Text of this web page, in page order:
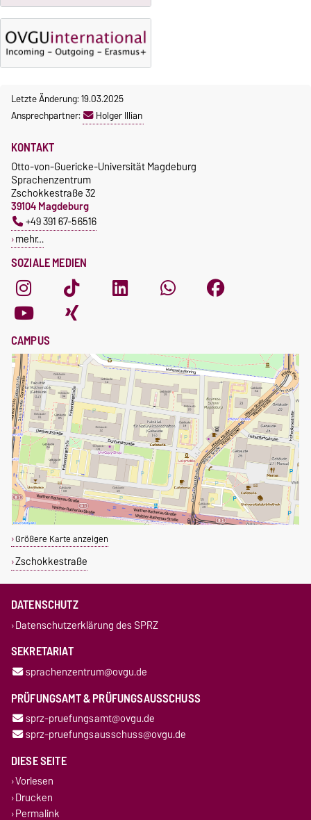
Letzte Änderung: 19.03.2025
Ansprechpartner:
Holger Illian
SOZIALE MEDIEN
KONTAKT
Otto-von-Guericke-Universität Magdeburg
Sprachenzentrum
Zschokkestraße 32
39104 Magdeburg
+49 391 67-56516
mehr…
CAMPUS
Größere Karte anzeigen
Zschokkestraße
DATENSCHUTZ
Datenschutzerklärung des SPRZ
SEKRETARIAT
sprachenzentrum@ovgu.de
PRÜFUNGSAMT & PRÜFUNGSAUSSCHUSS
sprz-pruefungsamt@ovgu.de
sprz-pruefungsausschuss@ovgu.de
DIESE SEITE
Vorlesen
Drucken
Permalink